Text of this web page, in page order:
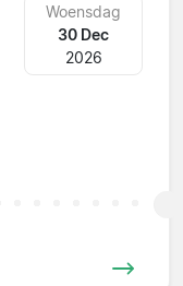
Woensdag
30 Dec
2026